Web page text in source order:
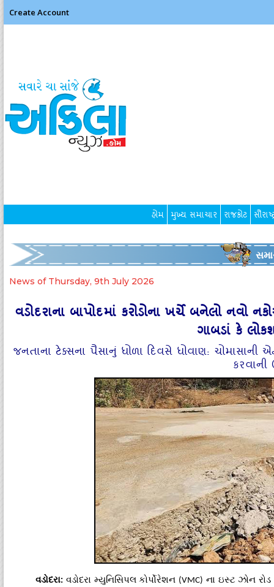
Create Account
હોમ મુખ્ય સમાચાર રાજકોટ
News of Thursday, 9th July 2026
વડોદરાના બાપોદમાં કરોડોના ખર્ચે બનેલો નવો
ગાબડાં કે
જનતાના ટેક્સના પૈસાનું ધોળા દિવસે ધોવાણ: ચોમાસાની
કરવાની
વડોદરા: વડોદરા મ્યુનિસિપલ કોર્પોરેશન (VMC) ના ઇસ્ટ ઝોન રોડ